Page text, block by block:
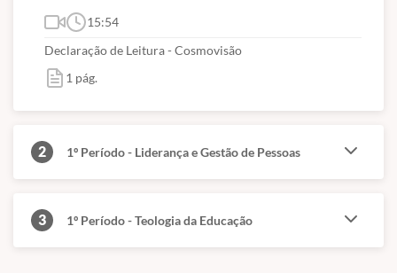
15:54
Declaração de Leitura - Cosmovisão
1 pág.
2 1º Período - Liderança e Gestão de Pessoas
3 1º Período - Teologia da Educação